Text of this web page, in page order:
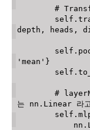
#
        self
.
depth , heads ,
        self
.
'mean'}
        self
.
#
는 nn.Linear 라
        self
.
            nn
.